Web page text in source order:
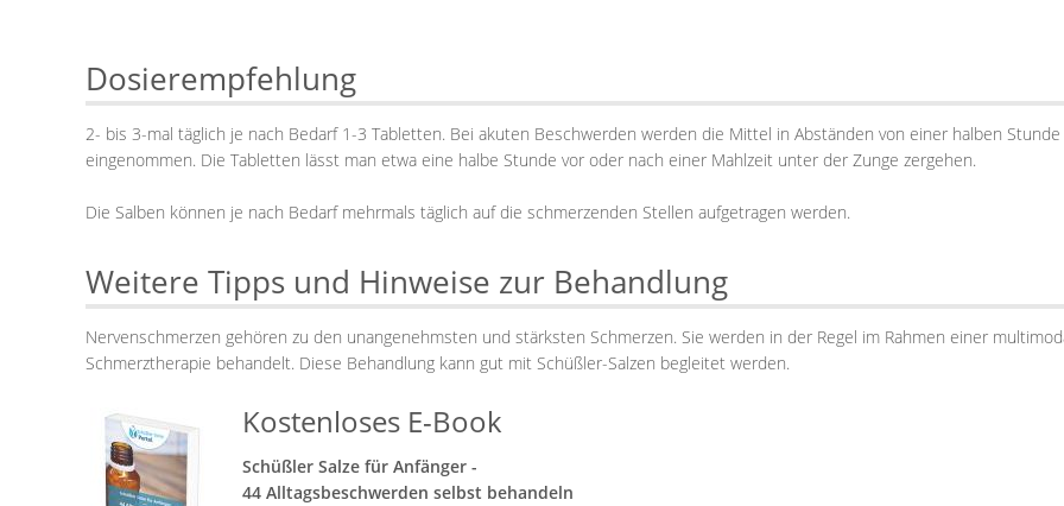
Dosierempfehlung
2- bis 3-mal täglich je nach Bedarf 1-3 Tabletten. Bei akuten Beschwerden werden die Mittel in Abständen von einer halben Stunde
eingenommen. Die Tabletten lässt man etwa eine halbe Stunde vor oder nach einer Mahlzeit unter der Zunge zergehen.
Die Salben können je nach Bedarf mehrmals täglich auf die schmerzenden Stellen aufgetragen werden.
Weitere Tipps und Hinweise zur Behandlung
Nervenschmerzen gehören zu den unangenehmsten und stärksten Schmerzen. Sie werden in der Regel im Rahmen einer
Schmerztherapie behandelt. Diese Behandlung kann gut mit Schüßler-Salzen begleitet werden.
Kostenloses E-Book
Schüßler Salze für Anfänger -
44 Alltagsbeschwerden selbst behandeln